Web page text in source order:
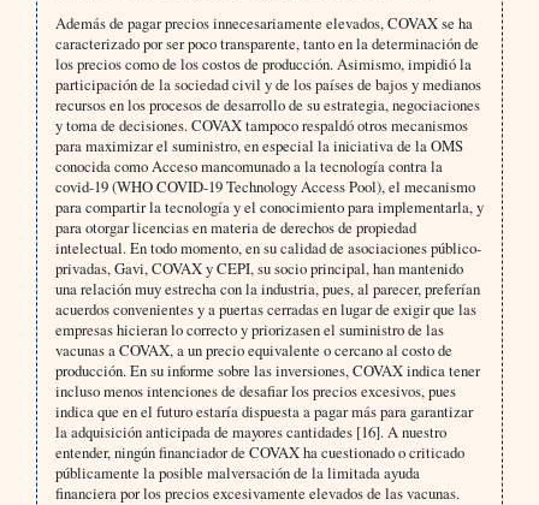
Además de pagar precios innecesariamente elevados, COVAX se ha
caracterizado por ser poco transparente, tanto en la determinación de
los precios como de los costos de producción. Asimismo, impidió la
participación de la sociedad civil y de los países de bajos y medianos
recursos en los procesos de desarrollo de su estrategia, negociaciones
y toma de decisiones. COVAX tampoco respaldó otros mecanismos
para maximizar el suministro, en especial la iniciativa de la OMS
conocida como Acceso mancomunado a la tecnología contra la
covid-19 (WHO COVID-19 Technology Access Pool), el mecanismo
para compartir la tecnología y el conocimiento para implementarla, y
para otorgar licencias en materia de derechos de propiedad
intelectual. En todo momento, en su calidad de asociaciones público-
privadas, Gavi, COVAX y CEPI, su socio principal, han mantenido
una relación muy estrecha con la industria, pues, al parecer, preferían
acuerdos convenientes y a puertas cerradas en lugar de exigir que las
empresas hicieran lo correcto y priorizasen el suministro de las
vacunas a COVAX, a un precio equivalente o cercano al costo de
producción. En su informe sobre las inversiones, COVAX indica tener
incluso menos intenciones de desafiar los precios excesivos, pues
indica que en el futuro estaría dispuesta a pagar más para garantizar
la adquisición anticipada de mayores cantidades [16]. A nuestro
entender, ningún financiador de COVAX ha cuestionado o criticado
públicamente la posible malversación de la limitada ayuda
financiera por los precios excesivamente elevados de las vacunas.